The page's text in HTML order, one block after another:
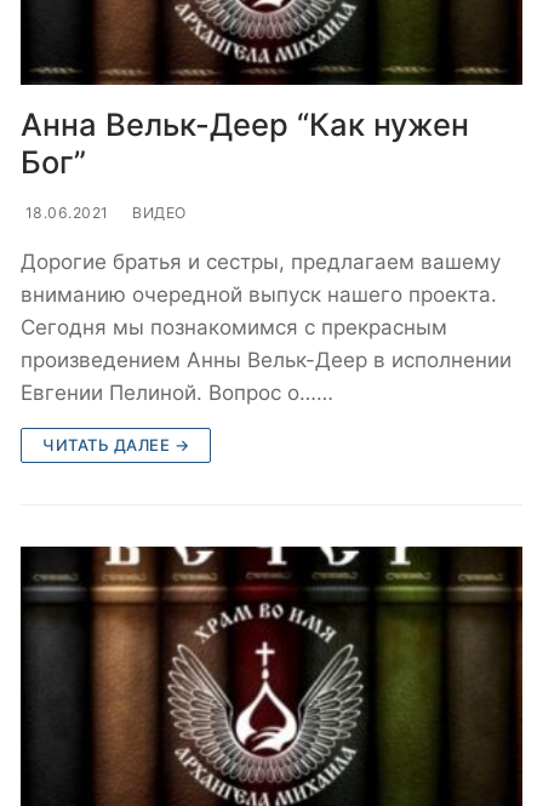
Анна Вельк-Деер “Как нужен
Бог”
18.06.2021 ВИДЕО
Дорогие братья и сестры, предлагаем вашему
вниманию очередной выпуск нашего проекта.
Сегодня мы познакомимся с прекрасным
произведением Анны Вельк-Деер в исполнении
Евгении Пелиной. Вопрос о……
ЧИТАТЬ ДАЛЕЕ →